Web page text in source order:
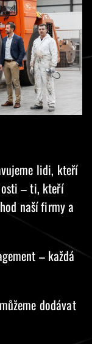
lidi, kteří
– ti, kteří
naší firmy a
– každá
dodávat